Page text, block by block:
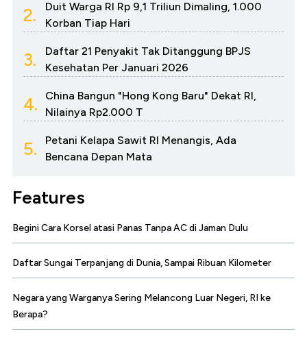
2.
Duit Warga RI Rp 9,1 Triliun Dimaling, 1.000
Korban Tiap Hari
3.
Daftar 21 Penyakit Tak Ditanggung BPJS
Kesehatan Per Januari 2026
4.
China Bangun "Hong Kong Baru" Dekat RI,
Nilainya Rp2.000 T
5.
Petani Kelapa Sawit RI Menangis, Ada
Bencana Depan Mata
Features
Begini Cara Korsel atasi Panas Tanpa AC di Jaman Dulu
Daftar Sungai Terpanjang di Dunia, Sampai Ribuan Kilometer
Negara yang Warganya Sering Melancong Luar Negeri, RI ke
Berapa?